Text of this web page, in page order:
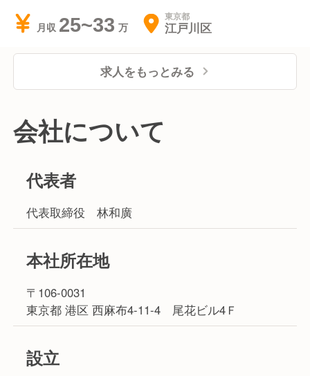
月収 25~33 東京都
江戸川区
求人をもっとみる
会社について
代表者
代表取締役 林和廣
本社所在地
〒106-0031
東京都 港区 西麻布4-11-4 尾花ビル4Ｆ
設立